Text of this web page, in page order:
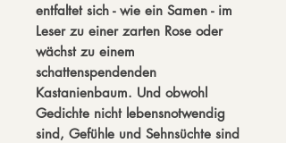
entfaltet sich - wie ein Samen - im
Leser zu einer zarten Rose oder
wächst zu einem
schattenspendenden
Kastanienbaum. Und obwohl
Gedichte nicht lebensnotwendig
sind, Gefühle und Sehnsüchte sind